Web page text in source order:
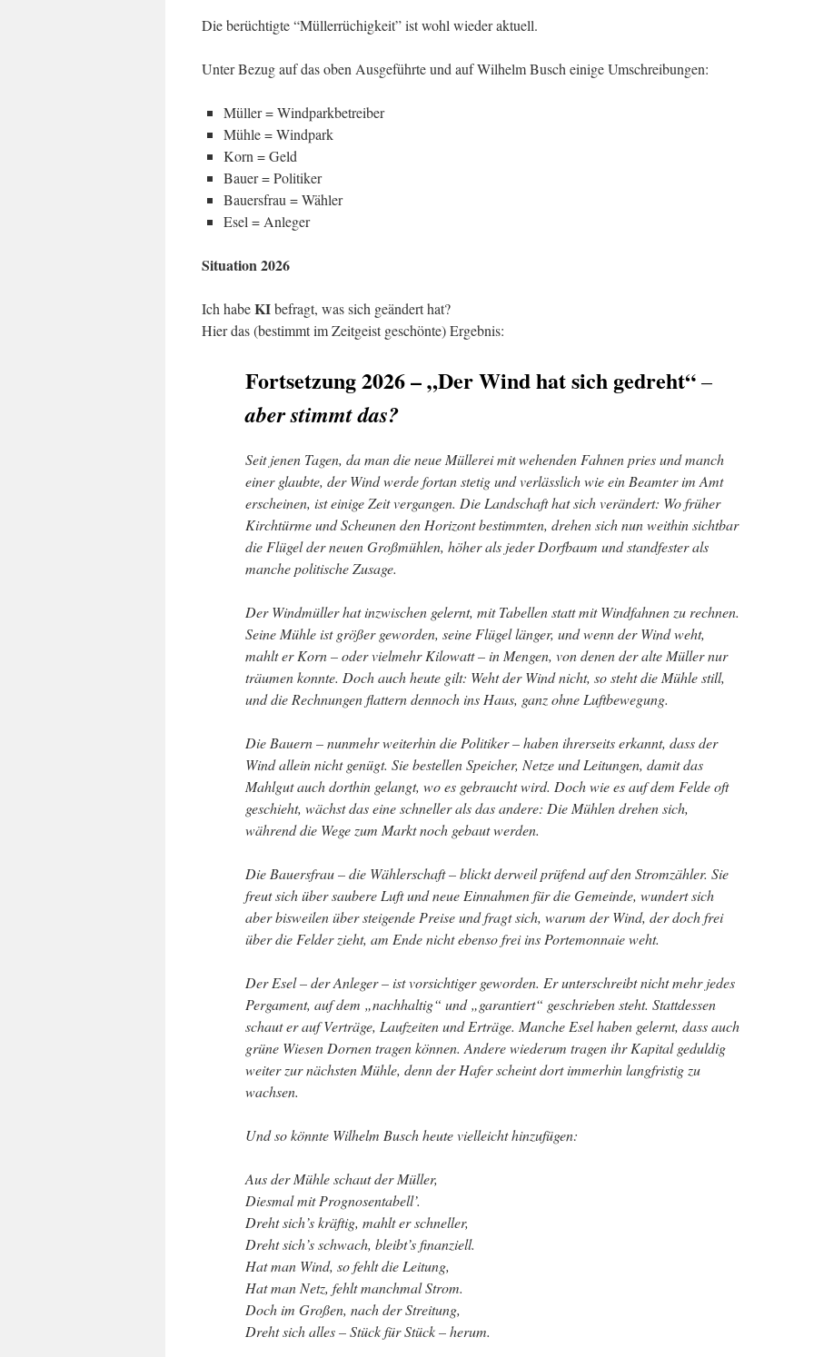
Die berüchtigte “Müllerrüchigkeit” ist wohl wieder aktuell.
Unter Bezug auf das oben Ausgeführte und auf Wilhelm Busch einige Umschreibungen:
Müller = Windparkbetreiber
Mühle = Windpark
Korn = Geld
Bauer = Politiker
Bauersfrau = Wähler
Esel = Anleger
Situation 2026
Ich habeKIbefragt, was sich geändert hat?
Hier das (bestimmt im Zeitgeist geschönte) Ergebnis:
Fortsetzung 2026 – „Der Wind hat sich gedreht“–
aber stimmt das?
Seit jenen Tagen, da man die neue Müllerei mit wehenden Fahnen pries und manch
einer glaubte, der Wind werde fortan stetig und verlässlich wie ein Beamter im Amt
erscheinen, ist einige Zeit vergangen. Die Landschaft hat sich verändert: Wo früher
Kirchtürme und Scheunen den Horizont bestimmten, drehen sich nun weithin sichtbar
die Flügel der neuen Großmühlen, höher als jeder Dorfbaum und standfester als
manche politische Zusage.
Der Windmüller hat inzwischen gelernt, mit Tabellen statt mit Windfahnen zu rechnen.
Seine Mühle ist größer geworden, seine Flügel länger, und wenn der Wind weht,
mahlt er Korn – oder vielmehr Kilowatt – in Mengen, von denen der alte Müller nur
träumen konnte. Doch auch heute gilt: Weht der Wind nicht, so steht die Mühle still,
und die Rechnungen flattern dennoch ins Haus, ganz ohne Luftbewegung.
Die Bauern – nunmehr weiterhin die Politiker – haben ihrerseits erkannt, dass der
Wind allein nicht genügt. Sie bestellen Speicher, Netze und Leitungen, damit das
Mahlgut auch dorthin gelangt, wo es gebraucht wird. Doch wie es auf dem Felde oft
geschieht, wächst das eine schneller als das andere: Die Mühlen drehen sich,
während die Wege zum Markt noch gebaut werden.
Die Bauersfrau – die Wählerschaft – blickt derweil prüfend auf den Stromzähler. Sie
freut sich über saubere Luft und neue Einnahmen für die Gemeinde, wundert sich
aber bisweilen über steigende Preise und fragt sich, warum der Wind, der doch frei
über die Felder zieht, am Ende nicht ebenso frei ins Portemonnaie weht.
Der Esel – der Anleger – ist vorsichtiger geworden. Er unterschreibt nicht mehr jedes
Pergament, auf dem „nachhaltig“ und „garantiert“ geschrieben steht. Stattdessen
schaut er auf Verträge, Laufzeiten und Erträge. Manche Esel haben gelernt, dass auch
grüne Wiesen Dornen tragen können. Andere wiederum tragen ihr Kapital geduldig
weiter zur nächsten Mühle, denn der Hafer scheint dort immerhin langfristig zu
wachsen.
Und so könnte Wilhelm Busch heute vielleicht hinzufügen:
Aus der Mühle schaut der Müller,
Diesmal mit Prognosentabell’.
Dreht sich’s kräftig, mahlt er schneller,
Dreht sich’s schwach, bleibt’s finanziell.
Hat man Wind, so fehlt die Leitung,
Hat man Netz, fehlt manchmal Strom.
Doch im Großen, nach der Streitung,
Dreht sich alles – Stück für Stück – herum.